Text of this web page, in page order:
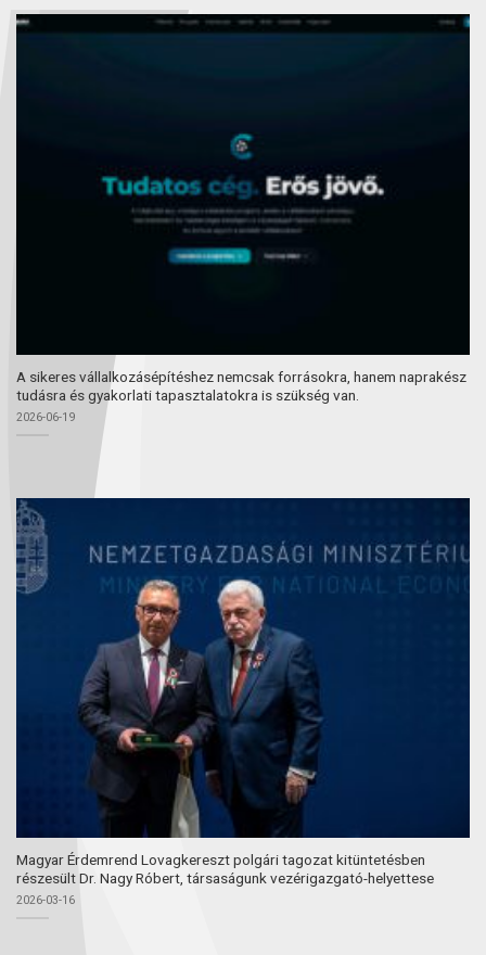
A sikeres vállalkozásépítéshez nemcsak forrásokra, hanem naprakész
tudásra és gyakorlati tapasztalatokra is szükség van.
2026-06-19
Magyar Érdemrend Lovagkereszt polgári tagozat kitüntetésben
részesült Dr. Nagy Róbert, társaságunk vezérigazgató-helyettese
2026-03-16